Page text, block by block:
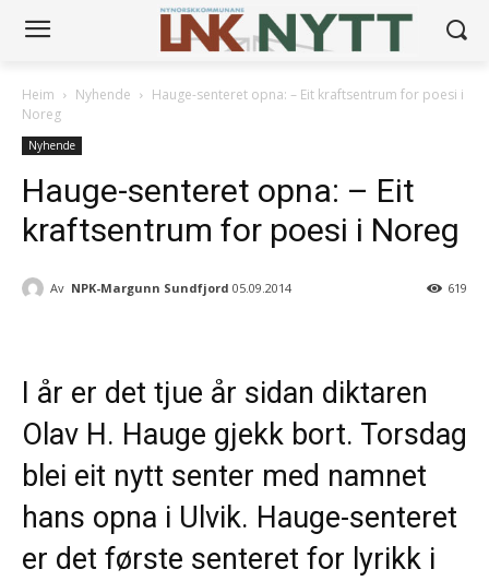
Heim Nyhende
Hauge-senteret opna: – Eit kraftsentrum for poesi i
Noreg
Nyhende
Hauge-senteret opna: – Eit
kraftsentrum for poesi i Noreg
Av NPK-Margunn Sundfjord 05.09.2014 619
I år er det tjue år sidan diktaren
Olav H. Hauge gjekk bort. Torsdag
blei eit nytt senter med namnet
hans opna i Ulvik. Hauge-senteret
er det første senteret for lyrikk i